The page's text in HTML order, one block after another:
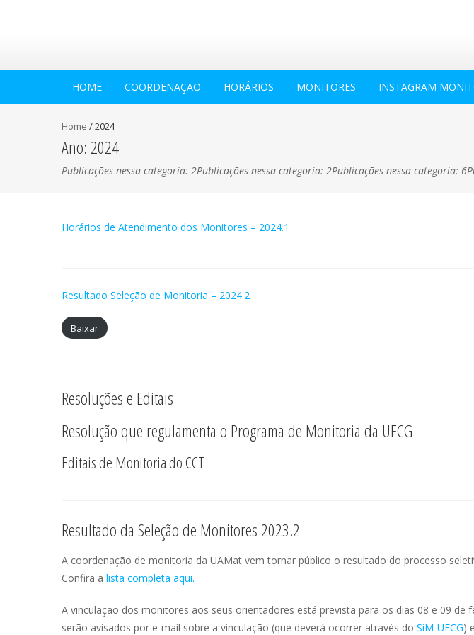
HOME COORDENAÇÃO HORÁRIOS MONITORES INSTAGRAM
Home /2024
Ano: 2024
Publicações nessa categoria: 2Publicações nessa categoria: 2Publicações nessa categoria:
Horários de Atendimento dos Monitores – 2024.1
Resultado Seleção de Monitoria – 2024.2
Baixar
Resoluções e Editais
Resolução que regulamenta o Programa de Monitoria da UFCG
Editais de Monitoria do CCT
Resultado da Seleção de Monitores 2023.2
A coordenação de monitoria da UAMat vem tornar público o resultado do processo
Confira a lista completa aqui.
A vinculação dos monitores aos seus orientadores está prevista para os dias 08 e 09 de
serão avisados por e-mail sobre a vinculação (que deverá ocorrer através do SiM-UFCG)